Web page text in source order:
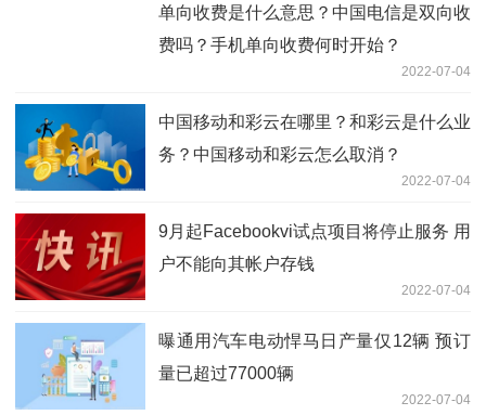
单向收费是什么意思？中国电信是双向收
费吗？手机单向收费何时开始？
2022-07-04
中国移动和彩云在哪里？和彩云是什么业
务？中国移动和彩云怎么取消？
2022-07-04
9月起Facebookvi试点项目将停止服务 用
户不能向其帐户存钱
2022-07-04
曝通用汽车电动悍马日产量仅12辆 预订
量已超过77000辆
2022-07-04